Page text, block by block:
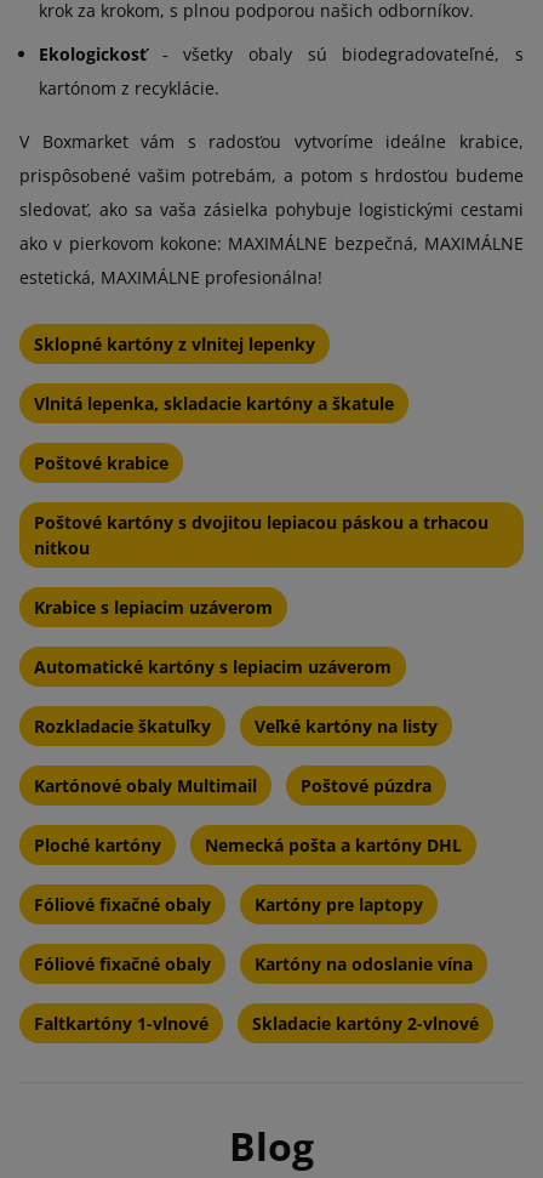
krok za krokom, s plnou podporou našich odborníkov.
Ekologickosť- všetky obaly sú biodegradovateľné, s
kartónom z recyklácie.
V Boxmarket vám s radosťou vytvoríme ideálne krabice,
prispôsobené vašim potrebám, a potom s hrdosťou budeme
sledovať, ako sa vaša zásielka pohybuje logistickými cestami
ako v pierkovom kokone: MAXIMÁLNE bezpečná, MAXIMÁLNE
estetická, MAXIMÁLNE profesionálna!
Sklopné kartóny z vlnitej lepenky
Vlnitá lepenka, skladacie kartóny a škatule
Poštové krabice
Poštové kartóny s dvojitou lepiacou páskou a trhacou
nitkou
Krabice s lepiacim uzáverom
Automatické kartóny s lepiacim uzáverom
Rozkladacie škatuľky Veľké kartóny na listy
Kartónové obaly Multimail Poštové púzdra
Ploché kartóny Nemecká pošta a kartóny DHL
Fóliové fixačné obaly Kartóny pre laptopy
Fóliové fixačné obaly Kartóny na odoslanie vína
Faltkartóny 1-vlnové Skladacie kartóny 2-vlnové
Blog